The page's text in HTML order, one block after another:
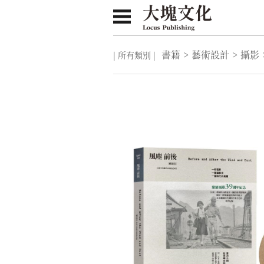
| 所有類別 | 書籍 > 藝術設計 > 攝影